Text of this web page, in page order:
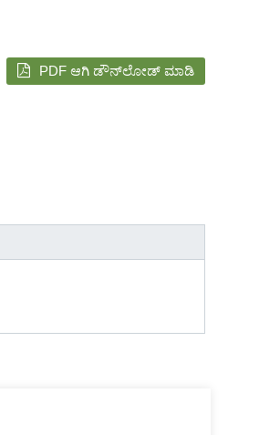
PDF ಆಗಿ ಡೌನ್‌ಲೋಡ್ ಮಾಡಿ